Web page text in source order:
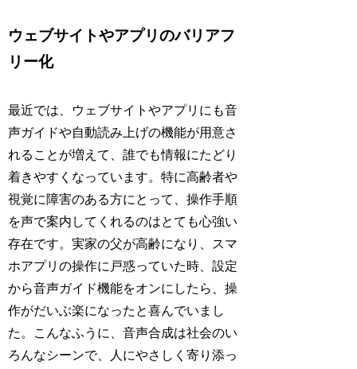
ウェブサイトやアプリのバリアフ
リー化
最近では、ウェブサイトやアプリにも音
声ガイドや自動読み上げの機能が用意さ
れることが増えて、誰でも情報にたどり
着きやすくなっています。特に高齢者や
視覚に障害のある方にとって、操作手順
を声で案内してくれるのはとても心強い
存在です。実家の父が高齢になり、スマ
ホアプリの操作に戸惑っていた時、設定
から音声ガイド機能をオンにしたら、操
作がだいぶ楽になったと喜んでいまし
た。こんなふうに、音声合成は社会のい
ろんなシーンで、人にやさしく寄り添っ